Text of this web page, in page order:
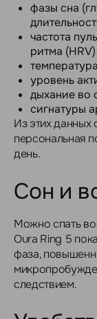
фазы сна
частота
ритма (HRV)
уровень
дыхание во
сигнатуры
Из этих данных
персональная
день.
Сон и
Можно спать
Oura Ring 5
фаза,
следствием.